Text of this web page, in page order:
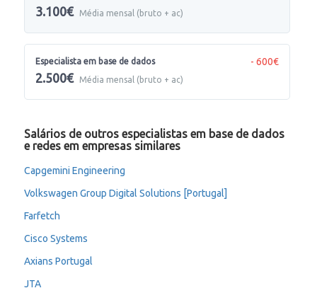
3.100€ Média mensal (bruto + ac)
Especialista em base de dados
2.500€ Média mensal (bruto + ac)
- 600€
Salários de outros especialistas em base de dados
e redes em empresas similares
Capgemini Engineering
Volkswagen Group Digital Solutions [Portugal]
Farfetch
Cisco Systems
Axians Portugal
JTA